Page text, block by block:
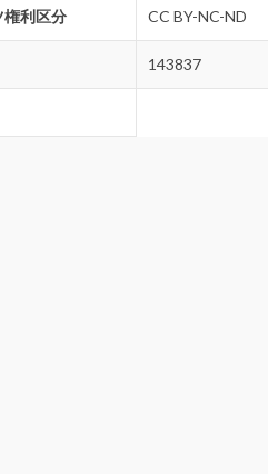
権利区分 CC BY-NC-ND
143837